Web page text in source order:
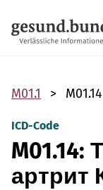
M01.1 M01.14
ICD-Code
M01.14:
артрит